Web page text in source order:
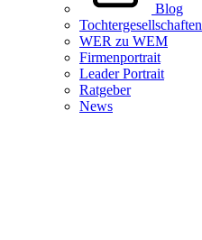
Blog
Tochtergesellschaften
WER zu WEM
Firmenportrait
Leader Portrait
Ratgeber
News